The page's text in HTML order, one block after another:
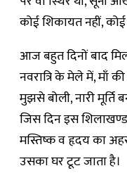
कोई शिकायत नहीं,
आज बहुत दिनों बाद
नवरात्रि के मेले में, माँ
मुझसे बोली, नारी
जिस दिन इस
मस्तिष्क व हृदय का
उसका घर टूट जाता है।